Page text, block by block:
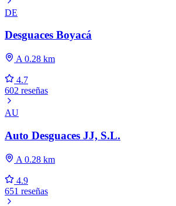
DE
Desguaces Boyacá
A 0.28 km
4.7
602 reseñas
AU
Auto Desguaces JJ, S.L.
A 0.28 km
4.9
651 reseñas